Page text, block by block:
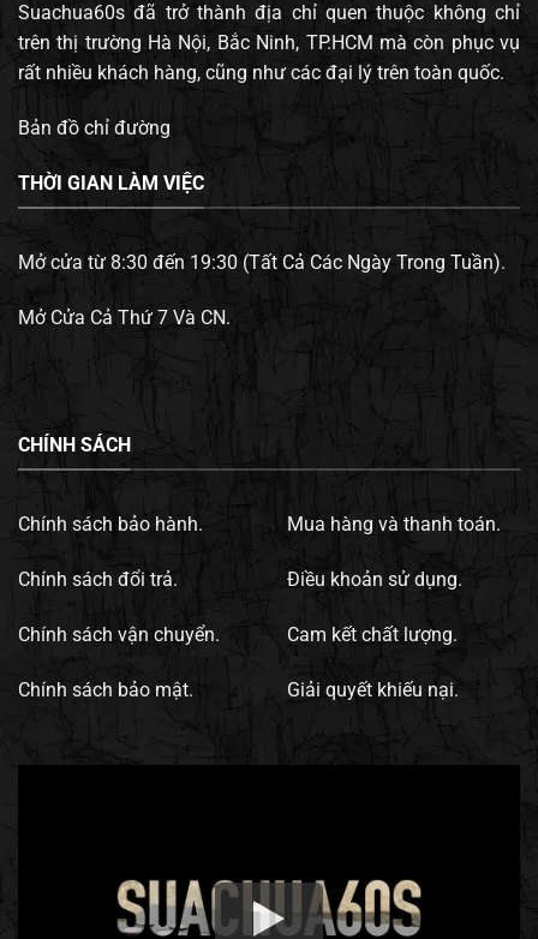
Suachua60s đã trở thành địa chỉ quen thuộc không chỉ
trên thị trường Hà Nội, Bắc Ninh, TP.HCM mà còn phục vụ
rất nhiều khách hàng, cũng như các đại lý trên toàn quốc.
Bản đồ chỉ đường
THỜI GIAN LÀM VIỆC
Mở cửa từ 8:30 đến 19:30 (Tất Cả Các Ngày Trong Tuần).
Mở Cửa Cả Thứ 7 Và CN.
CHÍNH SÁCH
Chính sách bảo hành.
Chính sách đổi trả.
Chính sách vận chuyển.
Chính sách bảo mật.
Mua hàng và thanh toán.
Điều khoản sử dụng.
Cam kết chất lượng.
Giải quyết khiếu nại.